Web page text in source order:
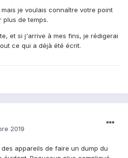
je voulais connaître votre point
de temps.
et si j'arrive à mes fins, je rédigerai
ce qui a déjà été écrit.
2019
appareils de faire un dump du